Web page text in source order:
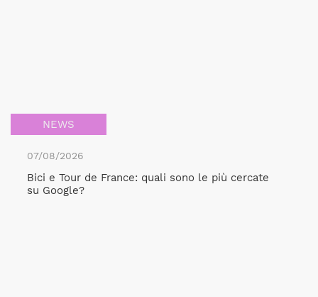
NEWS
07/08/2026
Bici e Tour de France: quali sono le più cercate
su Google?